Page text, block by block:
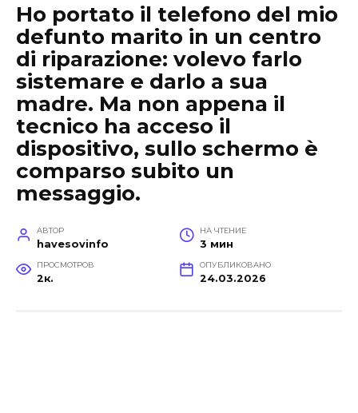
Ho portato il telefono del mio
defunto marito in un centro
di riparazione: volevo farlo
sistemare e darlo a sua
madre. Ma non appena il
tecnico ha acceso il
dispositivo, sullo schermo è
comparso subito un
messaggio.
АВТОР
havesovinfo
НА ЧТЕНИЕ
3 мин
ПРОСМОТРОВ
2к.
ОПУБЛИКОВАНО
24.03.2026